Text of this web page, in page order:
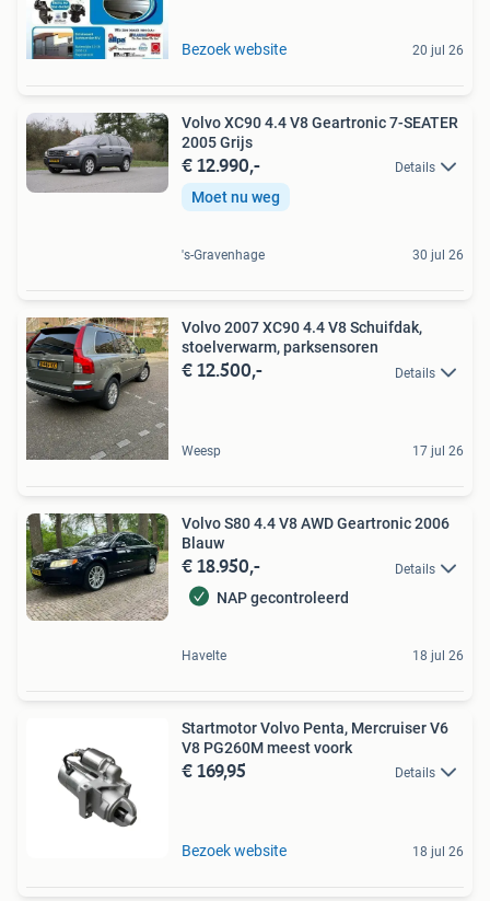
Bezoek website 20 jul 26
Volvo XC90 4.4 V8 Geartronic 7-SEATER
2005 Grijs
€ 12.990,- Details
Moet nu weg
's-Gravenhage 30 jul 26
Volvo 2007 XC90 4.4 V8 Schuifdak,
stoelverwarm, parksensoren
€ 12.500,- Details
Weesp 17 jul 26
Volvo S80 4.4 V8 AWD Geartronic 2006
Blauw
€ 18.950,- Details
NAP gecontroleerd
Havelte 18 jul 26
Startmotor Volvo Penta, Mercruiser V6
V8 PG260M meest voork
€ 169,95 Details
Bezoek website 18 jul 26